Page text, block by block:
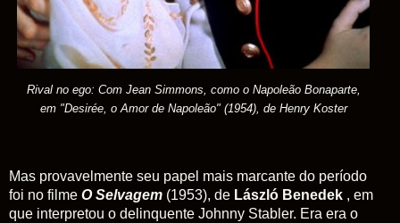
Rival no ego: Com Jean Simmons, como o Napoleão Bonaparte,
em "Desirée, o Amor de Napoleão" (1954), de Henry Koster
Mas provavelmente seu papel mais marcante do período
foi no filme O Selvagem (1953), de László Benedek , em
que interpretou o delinquente Johnny Stabler. Era era o